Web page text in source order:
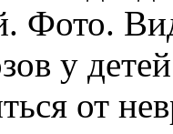
Фото.
у
от